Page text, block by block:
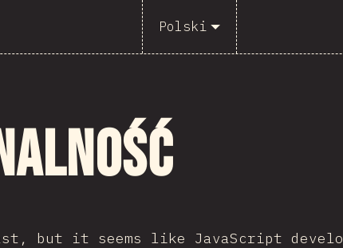
Polski
but it seems like JavaScript